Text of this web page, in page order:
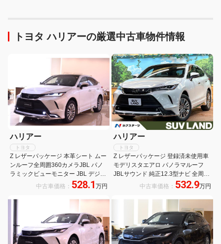
トヨタ ハリアーの厳選中古車物件情報
ハリアー
トヨタ
Z レザーパッケージ 本革シート ムー
ンルーフ全周囲360カメラJBL パノ
ラミックビューモニター JBL デジタ
ルインナーミラー ブラインドスポッ
LED付モデリスタエアロ
中古車価格： 528.1 万円
ハリアー
トヨタ
Z レザーパッケージ 登録済未使用車
モデリスタエアロ パノラマルーフ
JBLサウンド 純正12.3型ナビ 全周囲
カメラ レーダークルーズ デジタルミ
純正19インチアルミ LEDヘッド
中古車価格： 532.9万円